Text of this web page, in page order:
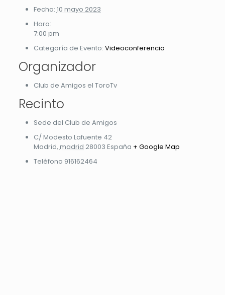
Fecha: 10 mayo 2023
Hora:
7:00 pm
Categoría de Evento: Videoconferencia
Organizador
Club de Amigos el ToroTv
Recinto
Sede del Club de Amigos
C/ Modesto Lafuente 42
Madrid, madrid 28003 España + Google Map
Teléfono 916162464